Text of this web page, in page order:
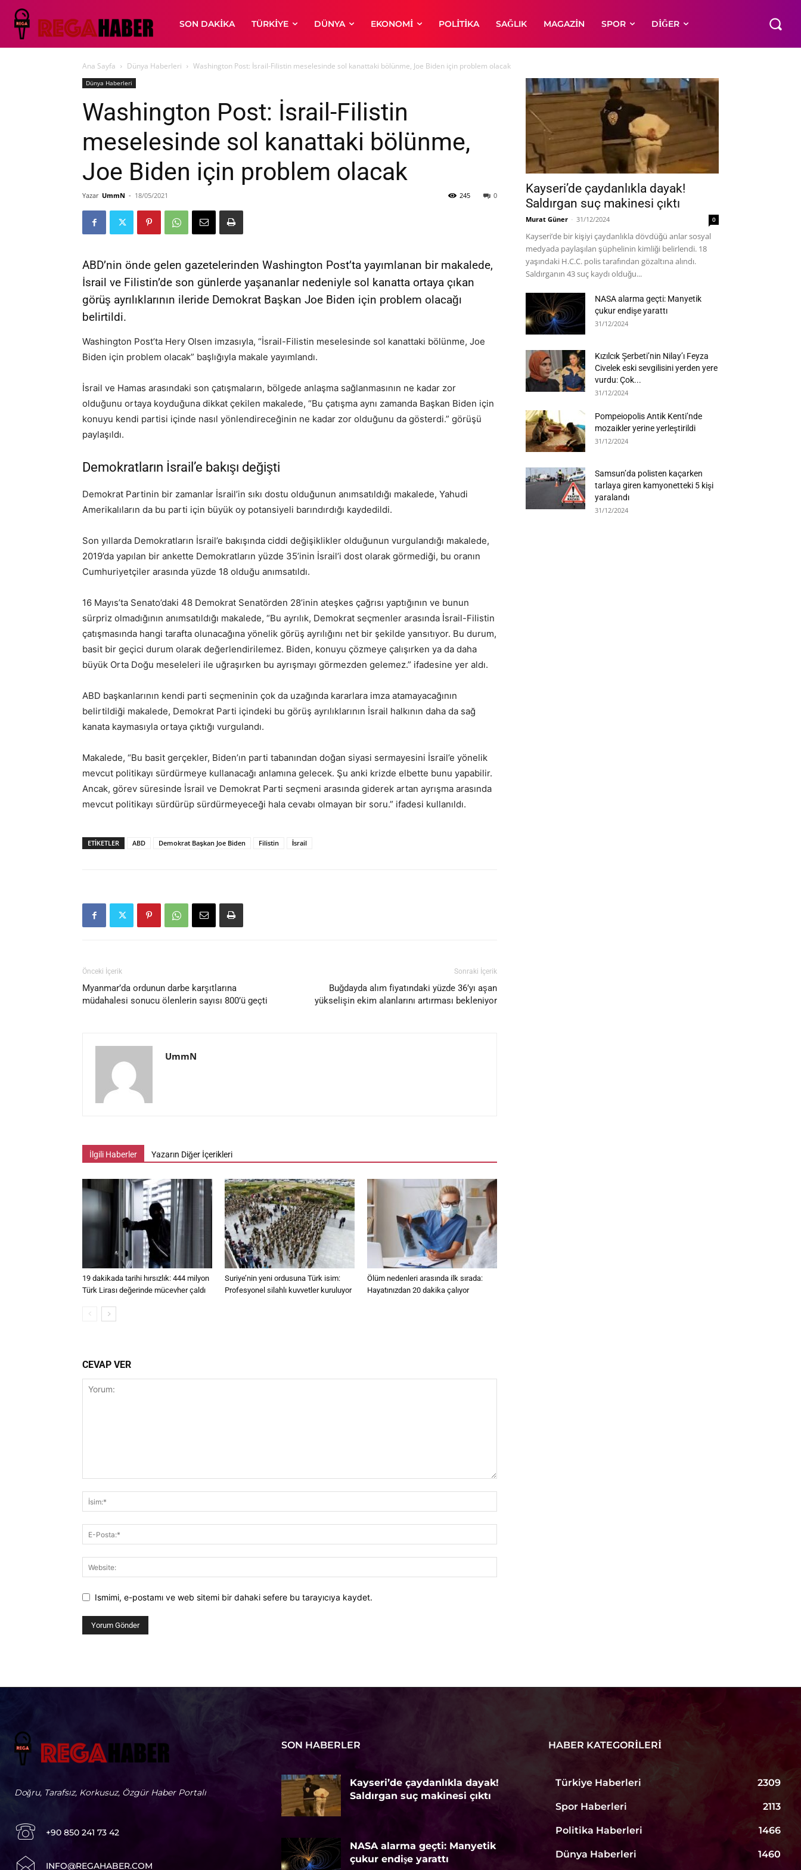
SON DAKIKA TÜRKIYE DÜNYA EKONOMI POLITIKA SAĞLIK MAGAZIN SPOR DIĞER
Ana Sayfa Dünya Haberleri Washington Post: İsrail-Filistin meselesinde sol kanattaki bölünme, Joe Biden için problem olacak
Dünya Haberleri
Washington Post: İsrail-Filistin
meselesinde sol kanattaki bölünme,
Joe Biden için problem olacak
Yazar UmmN - 18/05/2021 0
245
ABD’nin önde gelen gazetelerinden Washington Post’ta yayımlanan bir makalede,
İsrail ve Filistin’de son günlerde yaşananlar nedeniyle sol kanatta ortaya çıkan
görüş ayrılıklarının ileride Demokrat Başkan Joe Biden için problem olacağı
belirtildi.
Washington Post’ta Hery Olsen imzasıyla, “İsrail-Filistin meselesinde sol kanattaki bölünme, Joe
Biden için problem olacak” başlığıyla makale yayımlandı.
İsrail ve Hamas arasındaki son çatışmaların, bölgede anlaşma sağlanmasının ne kadar zor
olduğunu ortaya koyduğuna dikkat çekilen makalede, “Bu çatışma aynı zamanda Başkan Biden için
konuyu kendi partisi içinde nasıl yönlendireceğinin ne kadar zor olduğunu da gösterdi.” görüşü
paylaşıldı.
Demokratların İsrail’e bakışı değişti
Demokrat Partinin bir zamanlar İsrail’in sıkı dostu olduğunun anımsatıldığı makalede, Yahudi
Amerikalıların da bu parti için büyük oy potansiyeli barındırdığı kaydedildi.
Son yıllarda Demokratların İsrail’e bakışında ciddi değişiklikler olduğunun vurgulandığı makalede,
2019’da yapılan bir ankette Demokratların yüzde 35’inin İsrail’i dost olarak görmediği, bu oranın
Cumhuriyetçiler arasında yüzde 18 olduğu anımsatıldı.
16 Mayıs’ta Senato’daki 48 Demokrat Senatörden 28’inin ateşkes çağrısı yaptığının ve bunun
sürpriz olmadığının anımsatıldığı makalede, “Bu ayrılık, Demokrat seçmenler arasında İsrail-Filistin
çatışmasında hangi tarafta olunacağına yönelik görüş ayrılığını net bir şekilde yansıtıyor. Bu durum,
basit bir geçici durum olarak değerlendirilemez. Biden, konuyu çözmeye çalışırken ya da daha
büyük Orta Doğu meseleleri ile uğraşırken bu ayrışmayı görmezden gelemez.” ifadesine yer aldı.
ABD başkanlarının kendi parti seçmeninin çok da uzağında kararlara imza atamayacağının
belirtildiği makalede, Demokrat Parti içindeki bu görüş ayrılıklarının İsrail halkının daha da sağ
kanata kaymasıyla ortaya çıktığı vurgulandı.
Makalede, “Bu basit gerçekler, Biden’ın parti tabanından doğan siyasi sermayesini İsrail’e yönelik
mevcut politikayı sürdürmeye kullanacağı anlamına gelecek. Şu anki krizde elbette bunu yapabilir.
Ancak, görev süresinde İsrail ve Demokrat Parti seçmeni arasında giderek artan ayrışma arasında
mevcut politikayı sürdürüp sürdürmeyeceği hala cevabı olmayan bir soru.” ifadesi kullanıldı.
ETIKETLER ABD Demokrat Başkan Joe Biden Filistin İsrail
Önceki İçerik
Myanmar’da ordunun darbe karşıtlarına
müdahalesi sonucu ölenlerin sayısı 800’ü geçti
Sonraki İçerik
Buğdayda alım fiyatındaki yüzde 36’yı aşan
yükselişin ekim alanlarını artırması bekleniyor
UmmN
İlgili Haberler Yazarın Diğer İçerikleri
19 dakikada tarihi hırsızlık: 444 milyon
Türk Lirası değerinde mücevher çaldı
Suriye’nin yeni ordusuna Türk isim:
Profesyonel silahlı kuvvetler kuruluyor
Ölüm nedenleri arasında ilk sırada:
Hayatınızdan 20 dakika çalıyor
CEVAP VER
Ismimi, e-postamı ve web sitemi bir dahaki sefere bu tarayıcıya kaydet.
Kayseri’de çaydanlıkla dayak!
Saldırgan suç makinesi çıktı
Murat Güner - 31/12/2024 0
Kayseri’de bir kişiyi çaydanlıkla dövdüğü anlar sosyal
medyada paylaşılan şüphelinin kimliği belirlendi. 18
yaşındaki H.C.C. polis tarafından gözaltına alındı.
Saldırganın 43 suç kaydı olduğu...
NASA alarma geçti: Manyetik
çukur endişe yarattı
31/12/2024
Kızılcık Şerbeti’nin Nilay’ı Feyza
Civelek eski sevgilisini yerden yere
vurdu: Çok...
31/12/2024
Pompeiopolis Antik Kenti’nde
mozaikler yerine yerleştirildi
31/12/2024
Samsun’da polisten kaçarken
tarlaya giren kamyonetteki 5 kişi
yaralandı
31/12/2024
Doğru, Tarafsız, Korkusuz, Özgür Haber Portalı
+90 850 241 73 42
INFO@REGAHABER.COM
SON HABERLER
Kayseri’de çaydanlıkla dayak!
Saldırgan suç makinesi çıktı
NASA alarma geçti: Manyetik
çukur endişe yarattı
HABER KATEGORILERI
Türkiye Haberleri 2309
Spor Haberleri 2113
Politika Haberleri 1466
Dünya Haberleri 1460